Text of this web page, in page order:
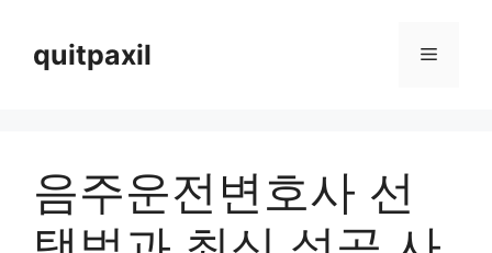
contentquitpaxil Menu
음주운전변호사 선